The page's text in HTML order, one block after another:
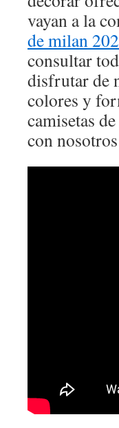
vayan a la
de milan
consultar
disfrutar de
colores y
camisetas
con